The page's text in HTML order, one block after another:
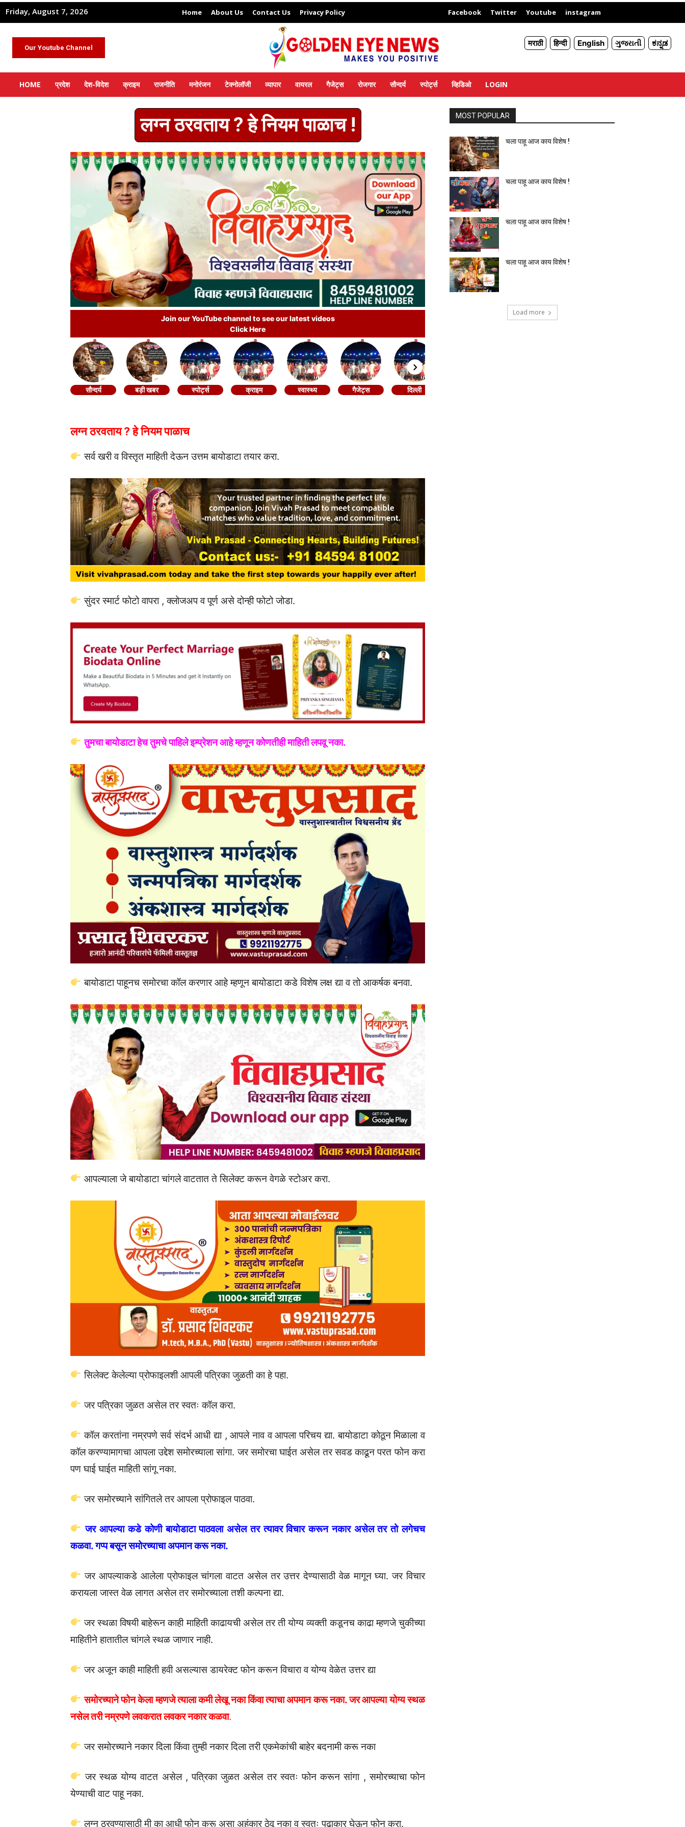
Friday, August 7, 2026 Home About Us Contact Us Privacy Policy Facebook Twitter Youtube instagram
Our Youtube Channel मराठी हिन्दी English ગુજરાતી ಕನ್ನಡ
HOME प्रदेश देश-विदेश क्राइम राजनीति मनोरंजन टेक्नोलॉजी व्यापार वायरल गैजेट्स रोजगार सौन्दर्य स्पोर्ट्स व्हिडिओ LOGIN
लग्न ठरवताय ? हे नियम पाळाच !
Join our YouTube channel to see our latest videos
Click Here
सौन्दर्य बड़ी खबर स्पोर्ट्स क्राइम स्वास्थ्य गैजेट्स दिल्ली
लग्न ठरवताय ? हे नियम पाळाच
सर्व खरी व विस्तृत माहिती देऊन उत्तम बायोडाटा तयार करा.
सुंदर स्मार्ट फोटो वापरा , क्लोजअप व पूर्ण असे दोन्ही फोटो जोडा.
तुमचा बायोडाटा हेच तुमचे पाहिले इम्प्रेशन आहे म्हणून कोणतीही माहिती लपवू नका.
बायोडाटा पाहूनच समोरचा कॉल करणार आहे म्हणून बायोडाटा कडे विशेष लक्ष द्या व तो आकर्षक बनवा.
आपल्याला जे बायोडाटा चांगले वाटतात ते सिलेक्ट करून वेगळे स्टोअर करा.
सिलेक्ट केलेल्या प्रोफाइलशी आपली पत्रिका जुळती का हे पहा.
जर पत्रिका जुळत असेल तर स्वतः कॉल करा.
कॉल करतांना नम्रपणे सर्व संदर्भ आधी द्या , आपले नाव व आपला परिचय द्या. बायोडाटा कोठून मिळाला व
कॉल करण्यामागचा आपला उद्देश समोरच्याला सांगा. जर समोरचा घाईत असेल तर सवड काढून परत फोन करा
पण घाई घाईत माहिती सांगू नका.
जर समोरच्याने सांगितले तर आपला प्रोफाइल पाठवा.
जर आपल्या कडे कोणी बायोडाटा पाठवला असेल तर त्यावर विचार करून नकार असेल तर तो लगेचच
कळवा. गप्प बसून समोरच्याचा अपमान करू नका.
जर आपल्याकडे आलेला प्रोफाइल चांगला वाटत असेल तर उत्तर देण्यासाठी वेळ मागून घ्या. जर विचार
करायला जास्त वेळ लागत असेल तर समोरच्याला तशी कल्पना द्या.
जर स्थळा विषयी बाहेरून काही माहिती काढायची असेल तर ती योग्य व्यक्ती कडूनच काढा म्हणजे चुकीच्या
माहितीने हातातील चांगले स्थळ जाणार नाही.
जर अजून काही माहिती हवी असल्यास डायरेक्ट फोन करून विचारा व योग्य वेळेत उत्तर द्या
समोरच्याने फोन केला म्हणजे त्याला कमी लेखू नका किंवा त्याचा अपमान करू नका. जर आपल्या योग्य स्थळ
नसेल तरी नम्रपणे लवकरात लवकर नकार कळवा.
जर समोरच्याने नकार दिला किंवा तुम्ही नकार दिला तरी एकमेकांची बाहेर बदनामी करू नका
जर स्थळ योग्य वाटत असेल , पत्रिका जुळत असेल तर स्वतः फोन करून सांगा , समोरच्याचा फोन
येण्याची वाट पाहू नका.
लग्न ठरवण्यासाठी मी का आधी फोन करू असा अहंकार ठेवू नका व स्वतः पुढाकार घेऊन फोन करा.
MOST POPULAR
चला पाहू आज काय विशेष !
चला पाहू आज काय विशेष !
चला पाहू आज काय विशेष !
चला पाहू आज काय विशेष !
Load more